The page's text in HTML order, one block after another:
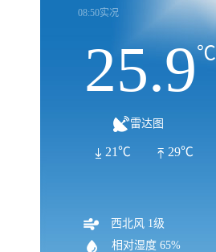
08:50实况
25.9℃
雷达图
29℃
21℃
西北风 1级
相对湿度 65%